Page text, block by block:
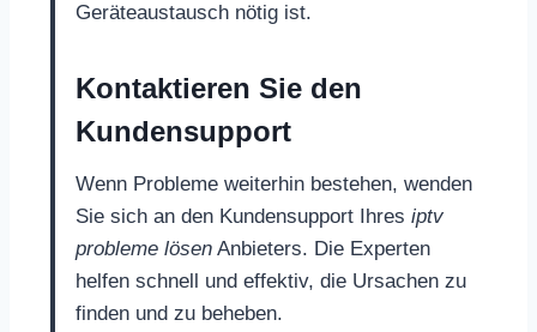
Geräteaustausch nötig ist.
Kontaktieren Sie den
Kundensupport
Wenn Probleme weiterhin bestehen, wenden
Sie sich an den Kundensupport Ihres iptv
probleme lösen Anbieters. Die Experten
helfen schnell und effektiv, die Ursachen zu
finden und zu beheben.